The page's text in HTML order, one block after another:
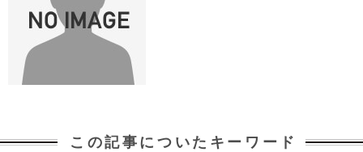
この記事についたキーワード